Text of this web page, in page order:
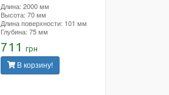
Длина: 2000 мм
Высота: 70 мм
Длина поверхности: 101 мм
Глубина: 75 мм
711
грн
В корзину!